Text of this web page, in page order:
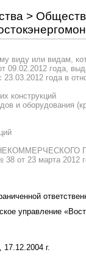
>
виду или видам,
09.02.2012 года,
23.03.2012 года в
конструкций
и оборудования
от 23 марта 2012
управление
17.12.2004 г.